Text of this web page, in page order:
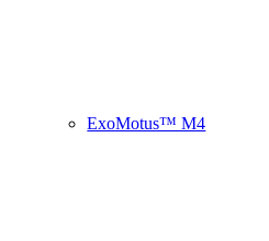
ExoMotus™ M4